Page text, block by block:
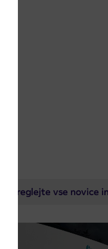
Preglejte vse novice